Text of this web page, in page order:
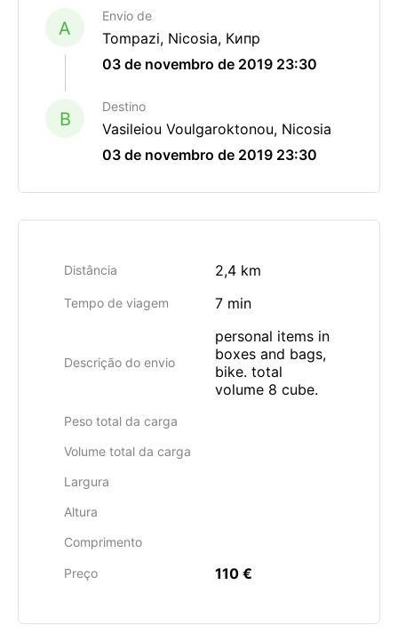
A
Envio de
Tompazi, Nicosia, Кипр
03 de novembro de 2019 23:30
B
Destino
Vasileiou Voulgaroktonou, Nicosia
03 de novembro de 2019 23:30
Distância 2,4 km
Tempo de viagem 7 min
Descrição do envio
personal items in
boxes and bags,
bike. total
volume 8 cube.
Peso total da carga
Volume total da carga
Largura
Altura
Comprimento
Preço 110 €